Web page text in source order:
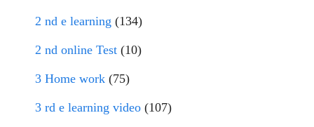
2 nd e learning (134)
2 nd online Test (10)
3 Home work (75)
3 rd e learning video (107)